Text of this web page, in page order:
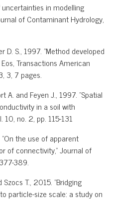
in modelling
of Contaminant Hydrology,
D. S., 1997. "Method developed
Transactions American
3, 7 pages.
A. and Feyen J., 1997. "Spatial
in a soil with
10, no. 2, pp. 115-131
the use of apparent
of connectivity," Journal of
389.
Szocs T., 2015. "Bridging
particle-size scale: a study on